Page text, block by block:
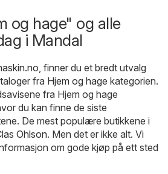
og hage" og alle
i Mandal
, finner du et bredt utvalg
fra Hjem og hage kategorien.
fra Hjem og hage
du kan finne de siste
De mest populære butikkene i
Ohlson. Men det er ikke alt. Vi
om gode kjøp på ett sted